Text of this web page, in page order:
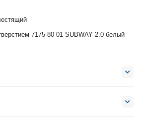
7175 80 01 SUBWAY 2.0 белый